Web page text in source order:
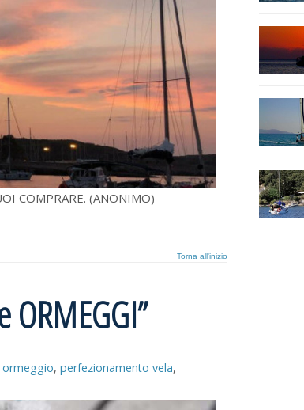
COMPRARE. (ANONIMO)
Torna all'inizio
ORMEGGI”
ormeggio, perfezionamento vela,